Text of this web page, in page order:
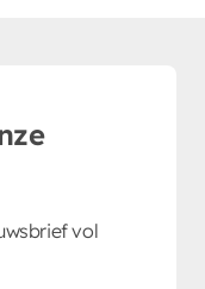
vol